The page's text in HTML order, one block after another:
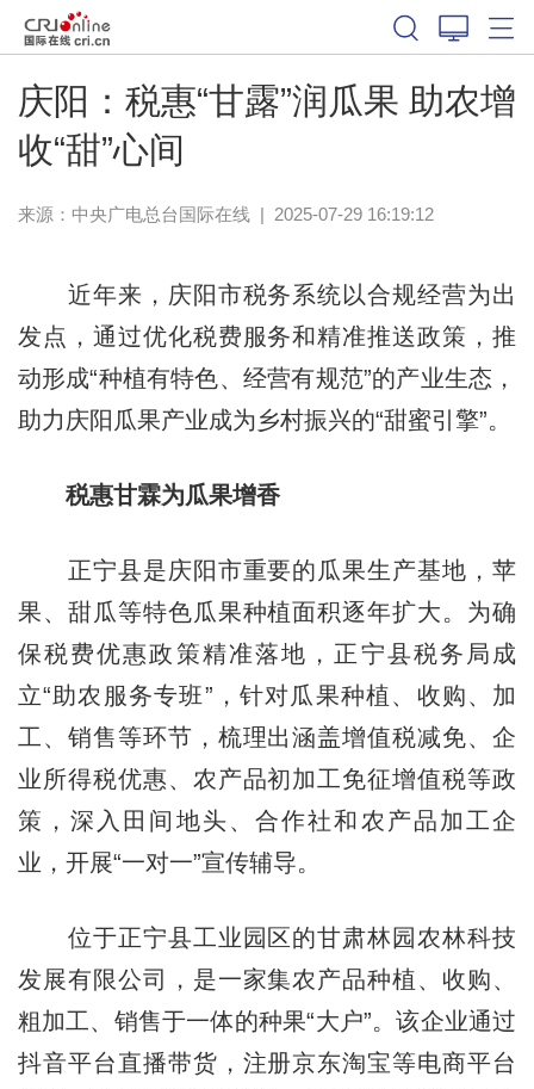
庆阳：税惠“甘露”润瓜果 助农增
收“甜”心间
来源：中央广电总台国际在线| 2025-07-29 16:19:12
近年来，庆阳市税务系统以合规经营为出
发点，通过优化税费服务和精准推送政策，推
动形成“种植有特色、经营有规范”的产业生态，
助力庆阳瓜果产业成为乡村振兴的“甜蜜引擎”。
税惠甘霖为瓜果增香
正宁县是庆阳市重要的瓜果生产基地，苹
果、甜瓜等特色瓜果种植面积逐年扩大。为确
保税费优惠政策精准落地，正宁县税务局成
立“助农服务专班”，针对瓜果种植、收购、加
工、销售等环节，梳理出涵盖增值税减免、企
业所得税优惠、农产品初加工免征增值税等政
策，深入田间地头、合作社和农产品加工企
业，开展“一对一”宣传辅导。
位于正宁县工业园区的甘肃林园农林科技
发展有限公司，是一家集农产品种植、收购、
粗加工、销售于一体的种果“大户”。该企业通过
抖音平台直播带货，注册京东淘宝等电商平台